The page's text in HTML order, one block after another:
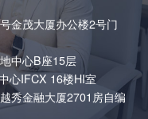
金茂大厦办公楼2号门
中心B座15层
心IFCX 16楼HI室
秀金融大厦2701房自编